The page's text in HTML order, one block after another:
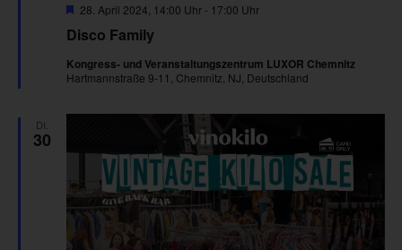
Disco Family
Hervorgehoben
28. April 2024, 14:00 Uhr- 17:00 Uhr
Kongress- und Veranstaltungszentrum LUXOR Chemnitz
Hartmannstraße 9-11, Chemnitz, NJ, Deutschland
DI.
30